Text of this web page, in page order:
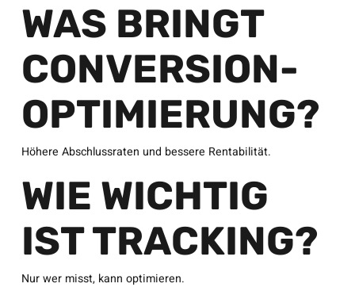
WAS BRINGT
CONVERSION-
OPTIMIERUNG?
Höhere Abschlussraten und bessere Rentabilität.
WIE WICHTIG
IST TRACKING?
Nur wer misst, kann optimieren.